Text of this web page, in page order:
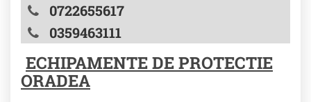
0722655617
0359463111
ECHIPAMENTE DE PROTECTIE
ORADEA